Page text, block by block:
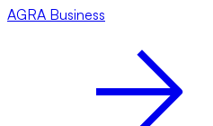
AGRA Business